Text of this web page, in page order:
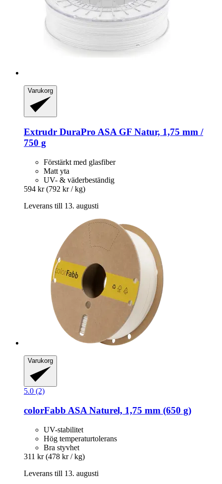
Varukorg
Extrudr DuraPro ASA GF Natur, 1,75 mm /
750 g
Förstärkt med glasfiber
Matt yta
UV- & väderbeständig
594 kr (792 kr / kg)
Leverans till 13. augusti
Varukorg
5.0 (2)
colorFabb ASA Naturel, 1,75 mm (650 g)
UV-stabilitet
Hög temperaturtolerans
Bra styvhet
311 kr (478 kr / kg)
Leverans till 13. augusti